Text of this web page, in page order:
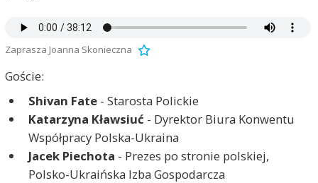
Zaprasza Joanna Skonieczna
Goście:
Shivan Fate- Starosta Polickie
Katarzyna Kławsiuć - Dyrektor Biura Konwentu
Współpracy Polska-Ukraina
Jacek Piechota - Prezes po stronie polskiej,
Polsko-Ukraińska Izba Gospodarcza